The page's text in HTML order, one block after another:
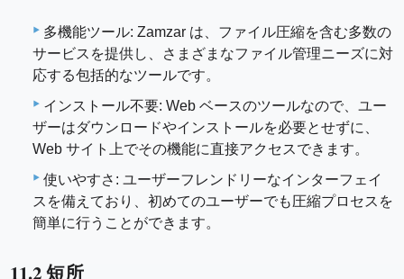
多機能ツール: Zamzar は、ファイル圧縮を含む多数の
サービスを提供し、さまざまなファイル管理ニーズに対
応する包括的なツールです。
インストール不要: Web ベースのツールなので、ユー
ザーはダウンロードやインストールを必要とせずに、
Web サイト上でその機能に直接アクセスできます。
使いやすさ: ユーザーフレンドリーなインターフェイ
スを備えており、初めてのユーザーでも圧縮プロセスを
簡単に行うことができます。
11.2 短所